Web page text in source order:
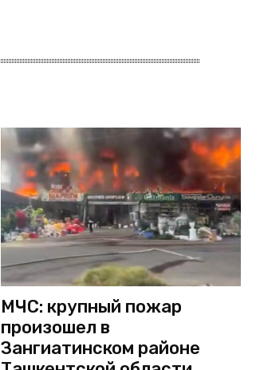
МЧС: крупный пожар
произошел в
Зангиатинском районе